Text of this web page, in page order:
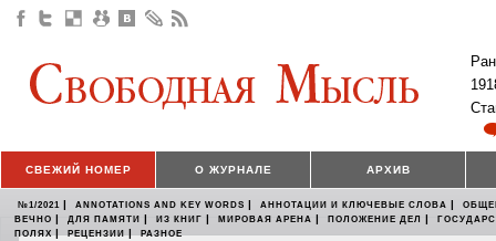
СВЕЖИЙ НОМЕР О ЖУРНАЛЕ АРХИВ
№1/2021 | ANNOTATIONS AND KEY WORDS | АННОТАЦИИ И КЛЮЧЕВЫЕ СЛОВА |
ВЕЧНО | ДЛЯ ПАМЯТИ | ИЗ КНИГ | МИРОВАЯ АРЕНА | ПОЛОЖЕНИЕ ДЕЛ |
ПОЛЯХ | РЕЦЕНЗИИ | РАЗНОЕ